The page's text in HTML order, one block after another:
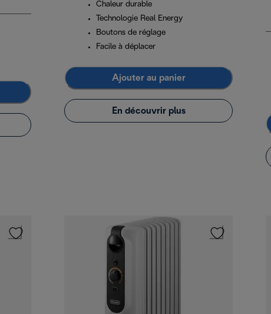
Chaleur durable
Technologie Real Energy
Boutons de réglage
Facile à déplacer
Ajouter au panier
En découvrir plus